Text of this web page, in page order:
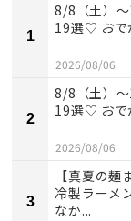
1
8/8（土）
19選♡ おで
2026/08/06
2
8/8（土）
19選♡ おで
2026/08/06
3
【真夏の
冷製ラーメ
なか...